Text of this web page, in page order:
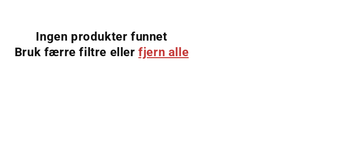
Ingen produkter funnet
Bruk færre filtre ellerfjern alle